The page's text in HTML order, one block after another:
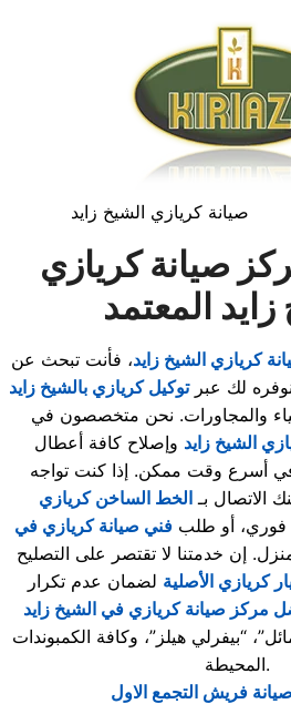
صيانة كريازي الشيخ زايد
صيانة كريازي
المعتمد
كريازي الشيخ زايد، فأنت تبحث عن
نوفره لك عبرتوكيل كريازي بالشيخ زايد
والمجاورات. نحن متخصصون في
الشيخ زايد وإصلاح كافة أعطال
في أسرع وقت ممكن. إذا كنت تواجه
الاتصال بـ الخط الساخن كريازي
أو طلب فني صيانة كريازي في
إن خدمتنا لا تقتصر على التصليح
كريازي الأصلية لضمان عدم تكرار
مركز صيانة كريازي في الشيخ زايد
“بيفرلي هيلز”، وكافة الكمبوندات
المحيطة.
صيانة فريش التجمع الاول